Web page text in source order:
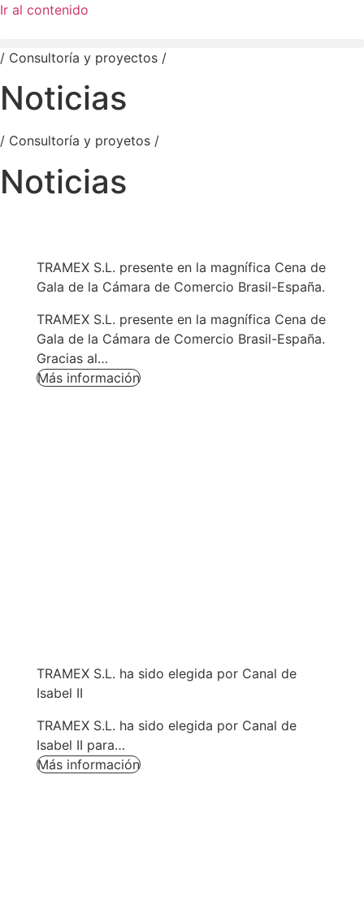
Ir al contenido
/ Consultoría y proyectos /
Noticias
/ Consultoría y proyetos /
Noticias
TRAMEX S.L. presente en la magnífica Cena de
Gala de la Cámara de Comercio Brasil-España.
TRAMEX S.L. presente en la magnífica Cena de
Gala de la Cámara de Comercio Brasil-España.
Gracias al…
Más información
TRAMEX S.L. ha sido elegida por Canal de
Isabel II
TRAMEX S.L. ha sido elegida por Canal de
Isabel II para…
Más información